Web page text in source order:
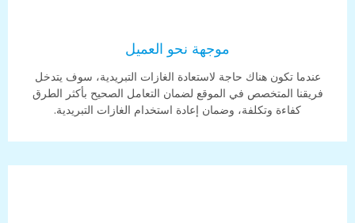
موجهة نحو العميل
عندما تكون هناك حاجة لاستعادة الغازات التبريدية، سوف يتدخل
فريقنا المتخصص في الموقع لضمان التعامل الصحيح بأكثر الطرق
كفاءة وتكلفة، وضمان إعادة استخدام الغازات التبريدية.